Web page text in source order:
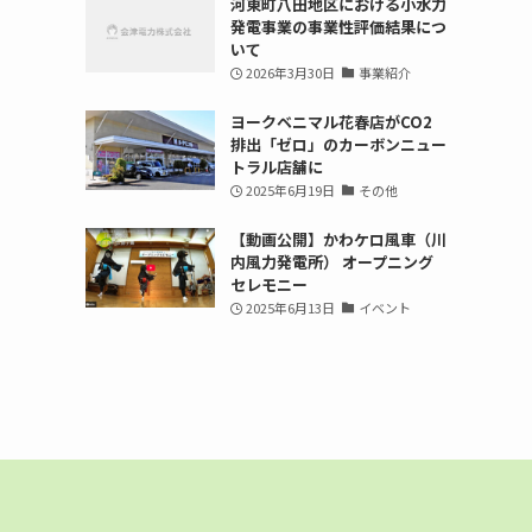
発電事業の事業性評価結果につ
いて
2026年3月30日 事業紹介
ヨークベニマル花春店がCO2
排出「ゼロ」のカーボンニュー
トラル店舗に
2025年6月19日 その他
【動画公開】かわケロ風車（川
内風力発電所） オープニング
セレモニー
2025年6月13日 イベント